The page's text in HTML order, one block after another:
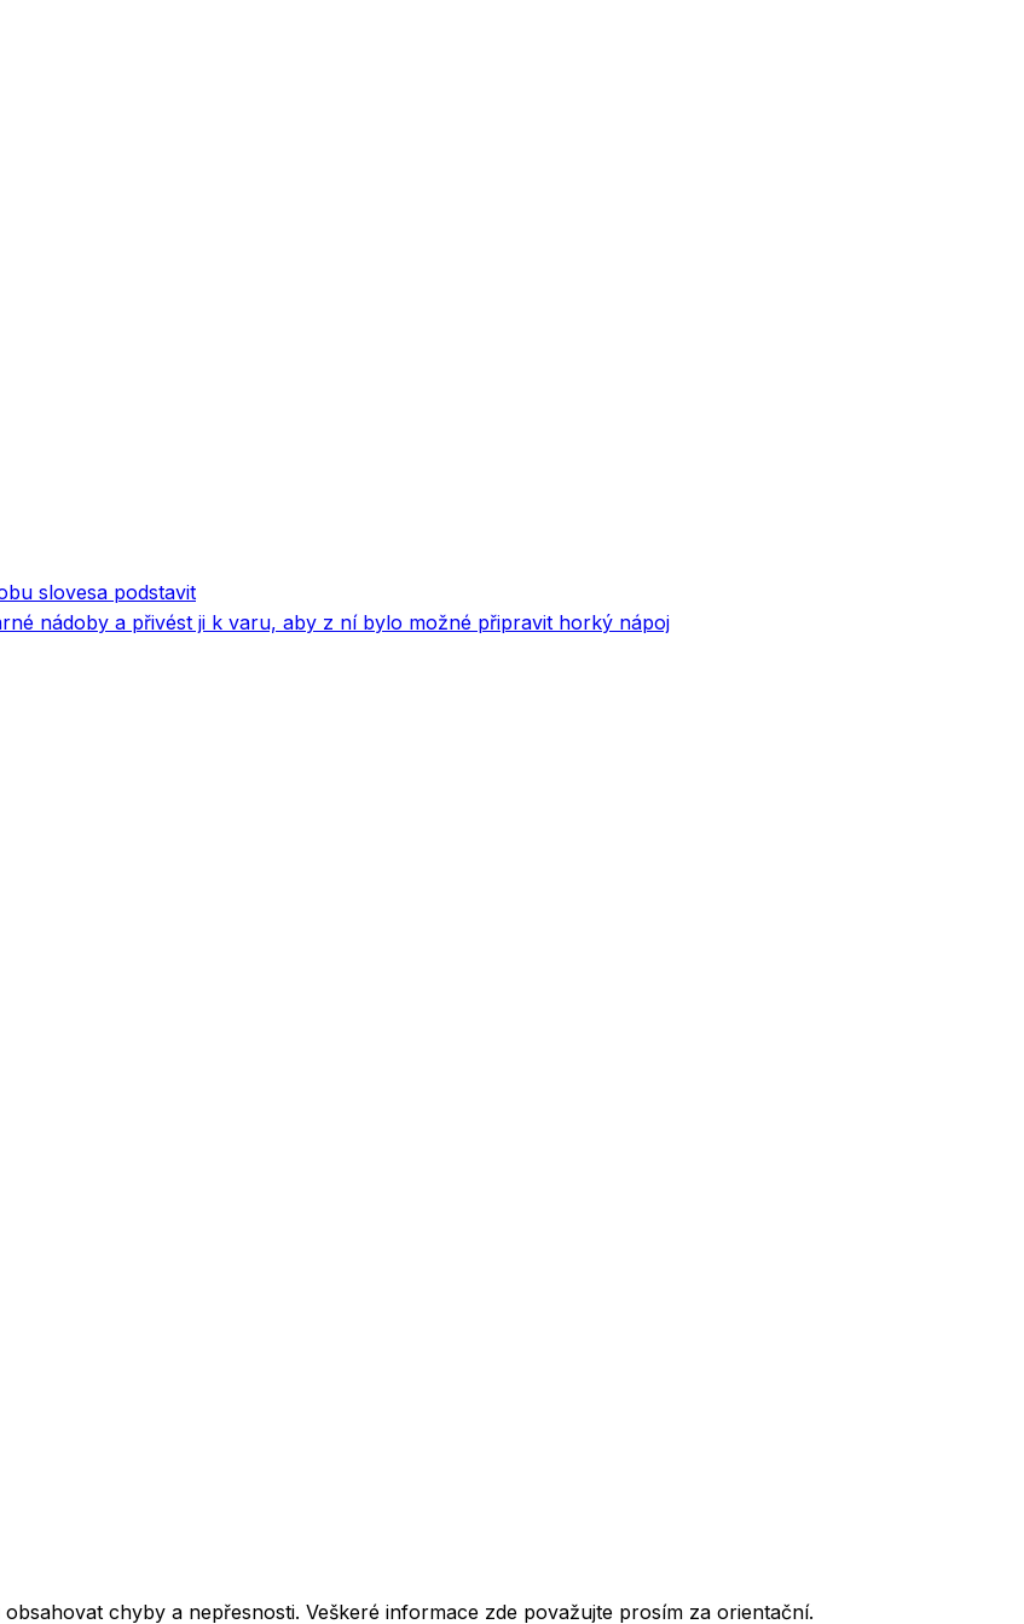
slovesa podstavit
nádoby a přivést ji k varu, aby z ní bylo možné připravit horký nápoj
chyby a nepřesnosti. Veškeré informace zde považujte prosím za orientační.